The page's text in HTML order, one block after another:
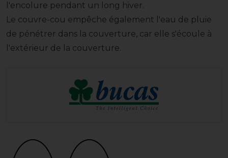
l'encolure pendant un long hiver.
Le couvre-cou empêche également l'eau de pluie
de pénétrer dans la couverture, car elle s'écoule à
l'extérieur de la couverture.